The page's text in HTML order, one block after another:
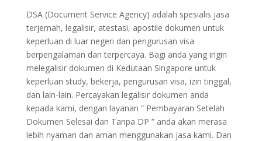
DSA (Document Service Agency) adalah spesialis jasa
terjemah, legalisir, atestasi, apostile dokumen untuk
keperluan di luar negeri dan pengurusan visa
berpengalaman dan terpercaya. Bagi anda yang ingin
melegalisir dokumen di Kedutaan Singapore untuk
keperluan study, bekerja, pengurusan visa, izin tinggal,
dan lain-lain. Percayakan legalisir dokumen anda
kepada kami, dengan layanan ” Pembayaran Setelah
Dokumen Selesai dan Tanpa DP ” anda akan merasa
lebih nyaman dan aman menggunakan jasa kami. Dan